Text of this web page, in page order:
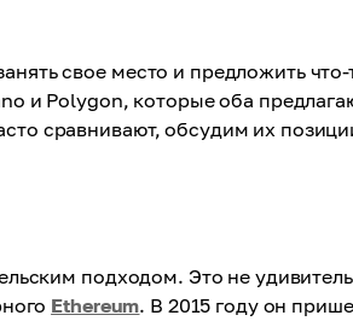
свое место и предложить что-
и Polygon, которые оба
сравнивают, обсудим их
подходом. Это не
Ethereum. В 2015 году он